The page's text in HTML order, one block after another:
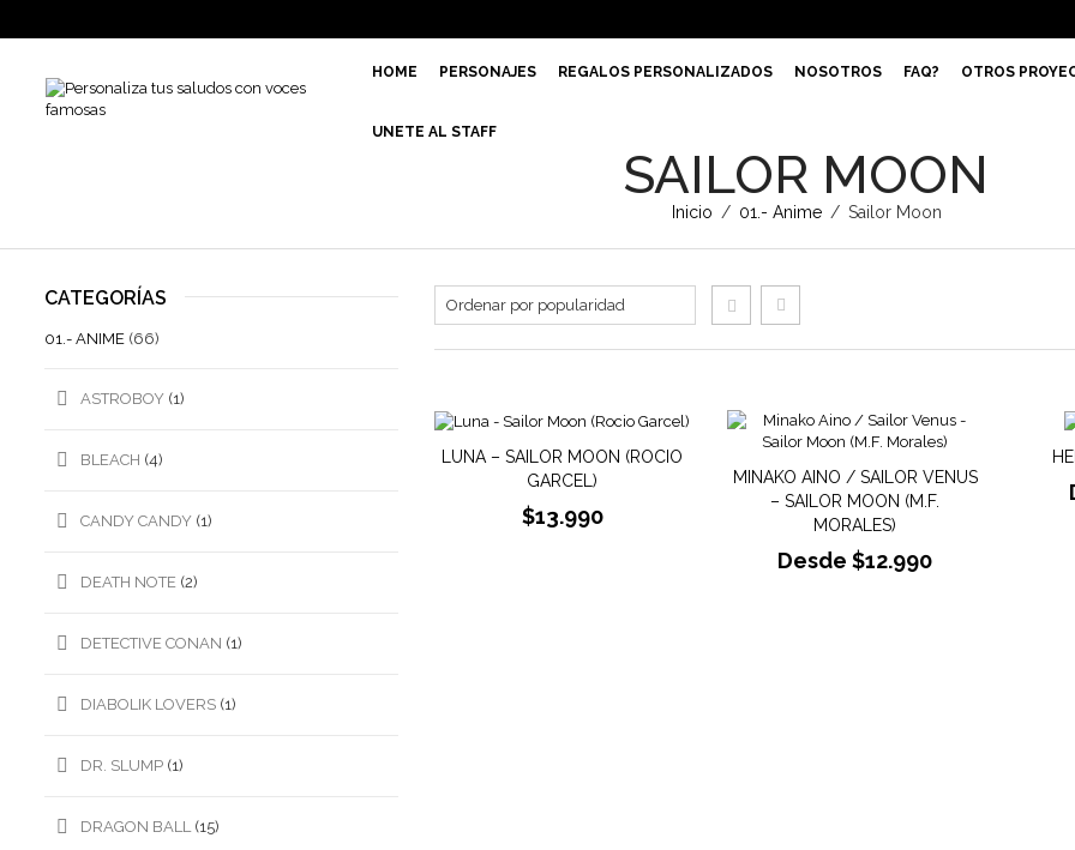
HOME PERSONAJES REGALOS PERSONALIZADOS NOSOTROS FAQ? OTROS
UNETE AL STAFF
SAILOR MOON
Inicio / 01.- Anime / Sailor Moon
LUNA – SAILOR MOON (ROCIO
GARCEL)
$13.990
MINAKO AINO / SAILOR VENUS
– SAILOR MOON (M.F.
MORALES)
Desde$12.990
CATEGORÍAS
01.- ANIME (66)
ASTROBOY (1)
BLEACH (4)
CANDY CANDY (1)
DEATH NOTE (2)
DETECTIVE CONAN (1)
DIABOLIK LOVERS (1)
DR. SLUMP (1)
DRAGON BALL (15)